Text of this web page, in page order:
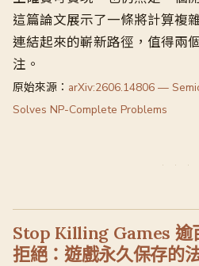
這篇論文展示了一條將計算複
連結起來的嶄新路徑，值得兩
注。
原始來源： arXiv:2606.14806 —
Solves NP-Complete Problems
Stop Killing Games 逾
拒絕：遊戲永久保存的